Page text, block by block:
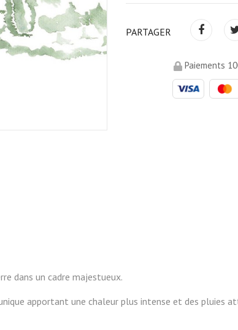
PARTAGER
Paiements
dans un cadre majestueux.
apportant une chaleur plus intense et des pluies